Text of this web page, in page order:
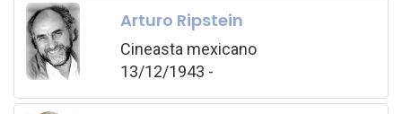
Arturo Ripstein
Cineasta mexicano
13/12/1943 -